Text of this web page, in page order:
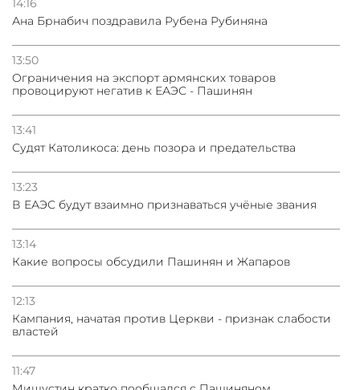
14:16
Ана Брнабич поздравила Рубена Рубиняна
13:50
Oграничения на экспорт армянских товаров
провоцируют негатив к ЕАЭС - Пашинян
13:41
Судят Католикоса: день позора и предательства
13:23
В ЕАЭС будут взаимно признаваться учёные звания
13:14
Какие вопросы обсудили Пашинян и Жапаров
12:13
Кампания, начатая против Церкви - признак слабости
властей
11:47